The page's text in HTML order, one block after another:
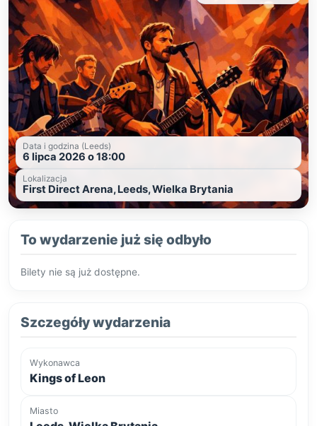
Data i godzina (Leeds)
6 lipca 2026 o 18:00
Lokalizacja
First Direct Arena, Leeds, Wielka Brytania
To wydarzenie już się odbyło
Bilety nie są już dostępne.
Szczegóły wydarzenia
Wykonawca
Kings of Leon
Miasto